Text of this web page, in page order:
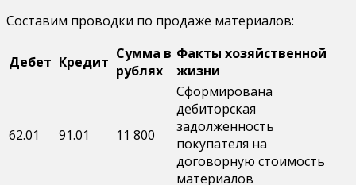
Составим проводки по продаже материалов:
Дебет Кредит Сумма в
рублях
Факты хозяйственной
жизни
62.01 91.01 11 800
Сформирована
дебиторская
задолженность
покупателя на
договорную стоимость
материалов